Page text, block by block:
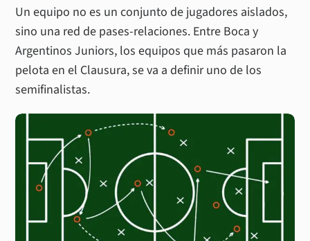
Un equipo no es un conjunto de jugadores aislados,
sino una red de pases-relaciones. Entre Boca y
Argentinos Juniors, los equipos que más pasaron la
pelota en el Clausura, se va a definir uno de los
semifinalistas.